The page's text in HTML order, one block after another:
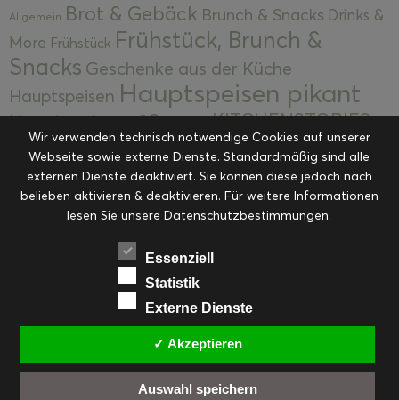
Allgemein Brot & Gebäck Brunch & Snacks Drinks &
More Frühstück Frühstück, Brunch &
Snacks Geschenke aus der Küche
Hauptspeisen Hauptspeisen pikant
Hauptspeisen süßKekseKITCHENSTORIES
Kuchen, Torten & Desserts Kuchen und
Desserts Kulinarik Kulinarische Mitbringsel &
Eingemachtes Ohne Kategorie Ostern Resteküche
RezepteSaisonalSliderStartseite
Suppen, Salate & Vorspeisen
Vorspeisen, Salate & Suppen
Weihnachten Workshops & Events
Wir verwenden technisch notwendige Cookies auf unserer
Webseite sowie externe Dienste. Standardmäßig sind alle
externen Dienste deaktiviert. Sie können diese jedoch nach
belieben aktivieren & deaktivieren. Für weitere Informationen
lesen Sie unsere Datenschutzbestimmungen.
Essenziell
Statistik
Externe Dienste
✓ Akzeptieren
Auswahl speichern